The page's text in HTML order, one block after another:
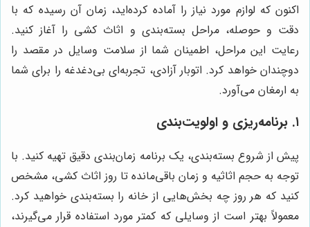
اکنون که لوازم مورد نیاز را آماده کرده‌اید، زمان آن رسیده که با
دقت و حوصله، مراحل بسته‌بندی و اثاث کشی را آغاز کنید.
رعایت این مراحل، اطمینان شما از سلامت وسایل در مقصد را
دوچندان خواهد کرد. اتوبار آزادی، تجربه‌ای بی‌دغدغه را برای شما
به ارمغان می‌آورد.
۱. برنامه‌ریزی و اولویت‌بندی
پیش از شروع بسته‌بندی، یک برنامه زمان‌بندی دقیق تهیه کنید. با
توجه به حجم اثاثیه و زمان باقی‌مانده تا روز اثاث کشی، مشخص
کنید که هر روز چه بخش‌هایی از خانه را بسته‌بندی خواهید کرد.
معمولاً بهتر است از وسایلی که کمتر مورد استفاده قرار می‌گیرند،